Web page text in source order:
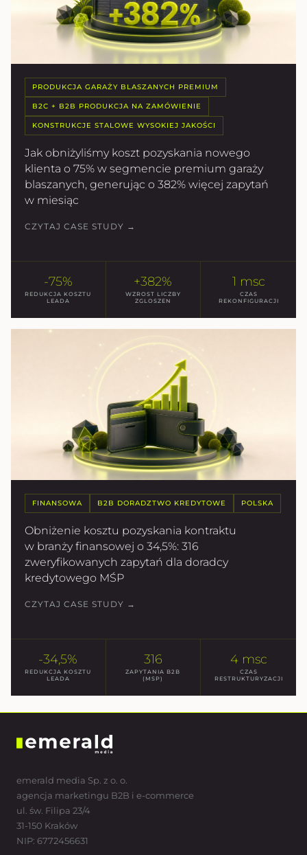
PRODUKCJA GARAŻY BLASZANYCH PREMIUM
B2C + B2B PRODUKCJA NA ZAMÓWIENIE
KONSTRUKCJE STALOWE WYSOKIEJ JAKOŚCI
Jak obniżyliśmy koszt pozyskania nowego
klienta o 75% w segmencie premium garaży
blaszanych, generując o 382% więcej zapytań
w miesiąc
CZYTAJ CASE STUDY →
-75%
REDUKCJA KOSZTU
LEADA
+382%
WZROST LICZBY
ZGLOSZEN
1 msc
CZAS
REKONFIGURACJI
FINANSOWA B2B DORADZTWO KREDYTOWE POLSKA
Obniżenie kosztu pozyskania kontraktu
w branży finansowej o 34,5%: 316
zweryfikowanych zapytań dla doradcy
kredytowego MŚP
CZYTAJ CASE STUDY →
-34,5%
REDUKCJA KOSZTU
LEADA
316
ZAPYTANIA B2B
(MSP)
4 msc
CZAS
RESTRUKTURYZACJI
emerald media Sp. z o. o.
agencja marketingu B2B i e-commerce
ul. św. Filipa 23/4
31-150 Kraków
NIP: 6772456631